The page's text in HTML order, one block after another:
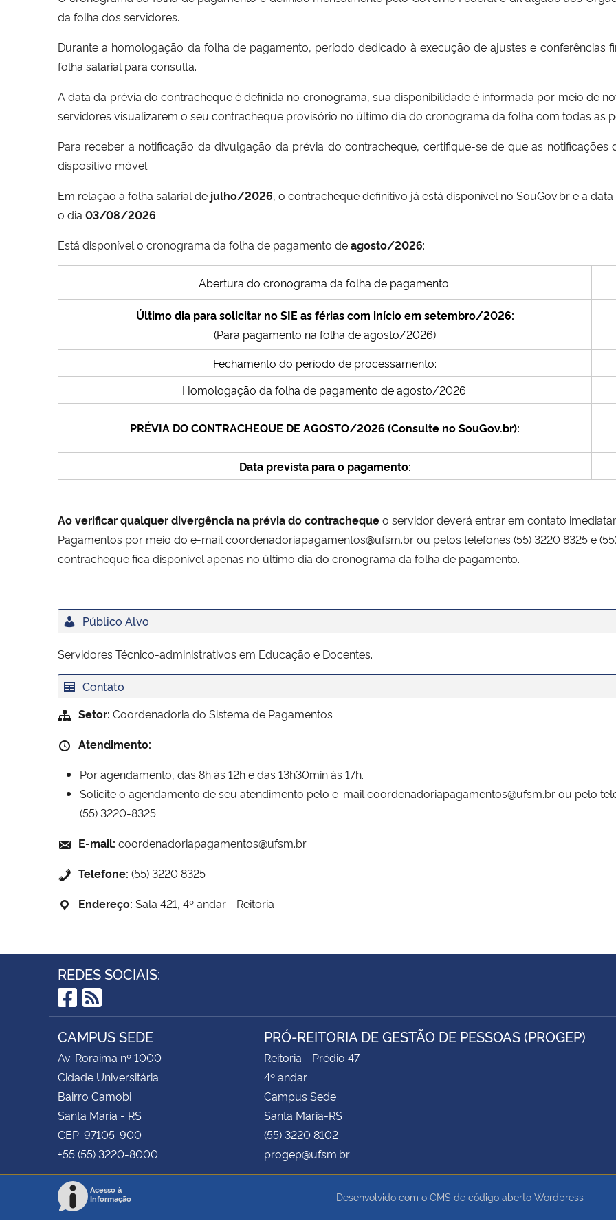
da folha dos servidores.
Durante a homologação da folha de pagamento, período dedicado à execução de ajustes e conferências
folha salarial para consulta.
A data da prévia do contracheque é definida no cronograma, sua disponibilidade é informada por meio de
servidores visualizarem o seu contracheque provisório no último dia do cronograma da folha com todas as
Para receber a notificação da divulgação da prévia do contracheque, certifique-se de que as notificações
dispositivo móvel.
Em relação à folha salarial de julho/2026, o contracheque definitivo já está disponível no SouGov.br e a
o dia 03/08/2026.
Está disponível o cronograma da folha de pagamento deagosto/2026:
Abertura do cronograma da folha de pagamento:
Último dia para solicitar no SIE as férias com início em setembro/2026:
(Para pagamento na folha de agosto/2026)
Fechamento do período de processamento:
Homologação da folha de pagamento de agosto/2026:
PRÉVIA DO CONTRACHEQUE DE AGOSTO/2026 (Consulte no SouGov.br):
Data prevista para o pagamento:
Ao verificar qualquer divergência na prévia do contrachequeo servidor deverá entrar em contato
Pagamentos por meio do e-mail coordenadoriapagamentos@ufsm.br ou pelos telefones (55) 3220 8325 e
contracheque fica disponível apenas no último dia do cronograma da folha de pagamento.
Público Alvo
Servidores Técnico-administrativos em Educação e Docentes.
Contato
Setor: Coordenadoria do Sistema de Pagamentos
Atendimento:
Por agendamento, das 8h às 12h e das 13h30min às 17h.
Solicite o agendamento de seu atendimento pelo e-mail coordenadoriapagamentos@ufsm.br ou pelo
(55) 3220-8325.
E-mail: coordenadoriapagamentos@ufsm.br
Telefone: (55) 3220 8325
Endereço: Sala 421, 4º andar - Reitoria
REDES SOCIAIS:
Facebook
RSS
CAMPUS SEDE
Av. Roraima nº 1000
Cidade Universitária
Bairro Camobi
Santa Maria - RS
CEP: 97105-900
+55 (55) 3220-8000
PRÓ-REITORIA DE GESTÃO DE PESSOAS (PROGEP)
Reitoria - Prédio 47
4º andar
Campus Sede
Santa Maria-RS
(55) 3220 8102
progep@ufsm.br
Acesso à
Informação
Desenvolvido com o CMS de código aberto Wordpress